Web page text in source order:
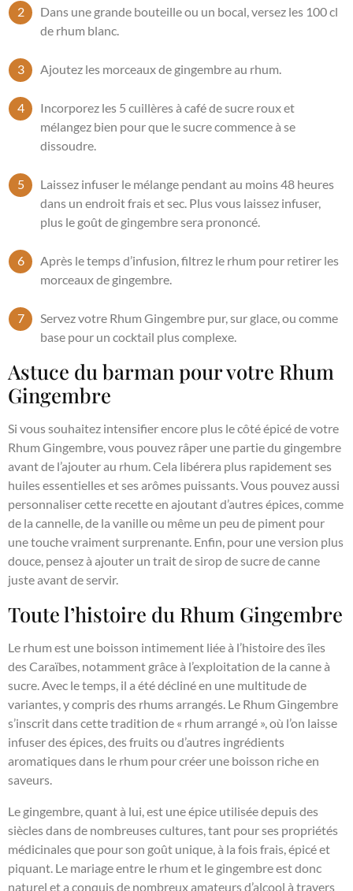
Dans une grande bouteille ou un bocal, versez les 100 cl
de rhum blanc.
Ajoutez les morceaux de gingembre au rhum.
Incorporez les 5 cuillères à café de sucre roux et
mélangez bien pour que le sucre commence à se
dissoudre.
Laissez infuser le mélange pendant au moins 48 heures
dans un endroit frais et sec. Plus vous laissez infuser,
plus le goût de gingembre sera prononcé.
Après le temps d’infusion, filtrez le rhum pour retirer les
morceaux de gingembre.
Servez votre Rhum Gingembre pur, sur glace, ou comme
base pour un cocktail plus complexe.
Astuce du barman pour votre Rhum
Gingembre
Si vous souhaitez intensifier encore plus le côté épicé de votre
Rhum Gingembre, vous pouvez râper une partie du gingembre
avant de l’ajouter au rhum. Cela libérera plus rapidement ses
huiles essentielles et ses arômes puissants. Vous pouvez aussi
personnaliser cette recette en ajoutant d’autres épices, comme
de la cannelle, de la vanille ou même un peu de piment pour
une touche vraiment surprenante. Enfin, pour une version plus
douce, pensez à ajouter un trait de sirop de sucre de canne
juste avant de servir.
Toute l’histoire du Rhum Gingembre
Le rhum est une boisson intimement liée à l’histoire des îles
des Caraïbes, notamment grâce à l’exploitation de la canne à
sucre. Avec le temps, il a été décliné en une multitude de
variantes, y compris des rhums arrangés. Le Rhum Gingembre
s’inscrit dans cette tradition de « rhum arrangé », où l’on laisse
infuser des épices, des fruits ou d’autres ingrédients
aromatiques dans le rhum pour créer une boisson riche en
saveurs.
Le gingembre, quant à lui, est une épice utilisée depuis des
siècles dans de nombreuses cultures, tant pour ses propriétés
médicinales que pour son goût unique, à la fois frais, épicé et
piquant. Le mariage entre le rhum et le gingembre est donc
naturel et a conquis de nombreux amateurs d’alcool à travers